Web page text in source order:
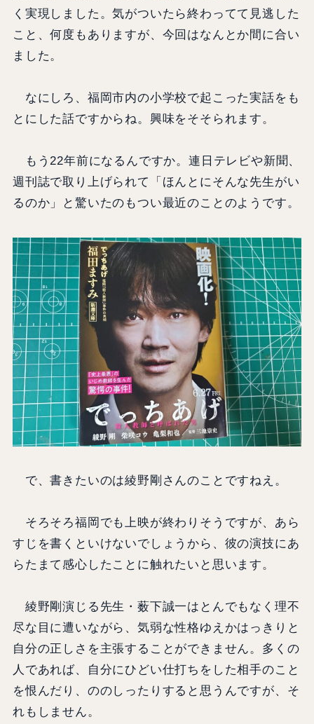
く実現しました。気がついたら終わってて見逃した
こと、何度もありますが、今回はなんとか間に合い
ました。
なにしろ、福岡市内の小学校で起こった実話をも
とにした話ですからね。興味をそそられます。
もう22年前になるんですか。連日テレビや新聞、
週刊誌で取り上げられて「ほんとにそんな先生がい
るのか」と驚いたのもつい最近のことのようです。
で、書きたいのは綾野剛さんのことですねえ。
そろそろ福岡でも上映が終わりそうですが、あら
すじを書くといけないでしょうから、彼の演技にあ
らたまて感心したことに触れたいと思います。
綾野剛演じる先生・薮下誠一はとんでもなく理不
尽な目に遭いながら、気弱な性格ゆえかはっきりと
自分の正しさを主張することができません。多くの
人であれば、自分にひどい仕打ちをした相手のこと
を恨んだり、ののしったりすると思うんですが、そ
れもしません。